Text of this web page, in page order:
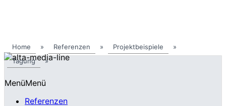
Home » Referenzen » Projektbeispiele
»
Tagung
»
MenüMenü
Referenzen